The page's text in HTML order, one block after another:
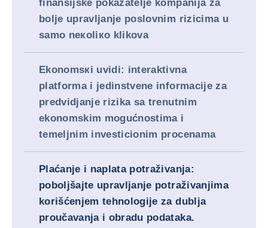
finansijske pokazatelje kompanija za
bolje upravljanje poslovnim rizicima u
samo neкoliкo klikova
Ekonomsкi uvidi: interaktivna
platforma i jedinstvene informacije za
predvidjanje rizika sa trenutnim
ekonomskim mogućnostima i
temeljnim investicionim procenama
Plaćanje i naplata potraživanja:
poboljšajte upravljanje potraživanjima
korišćenjem tehnologije za dublja
proučavanja i obradu podataka.